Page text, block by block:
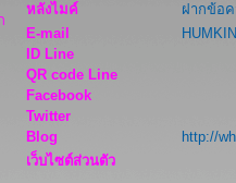
หลังไมค์
ฝากข้อ
E-mail
ID Line
QR code Line
Facebook
Twitter
Blog
http://
เว็บไซต์ส่วนตัว